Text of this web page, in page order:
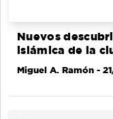
Nuevos
islámica de la
Miguel A. Ramón -